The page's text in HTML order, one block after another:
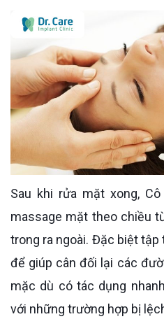
Sau khi rửa mặt xong, Cô Chú, Anh Chị thực hiện
massage mặt theo chiều
trong ra ngoài. Đặc biệt
để giúp cân đối lại các
mặc dù có tác dụng
với những trường hợp bị